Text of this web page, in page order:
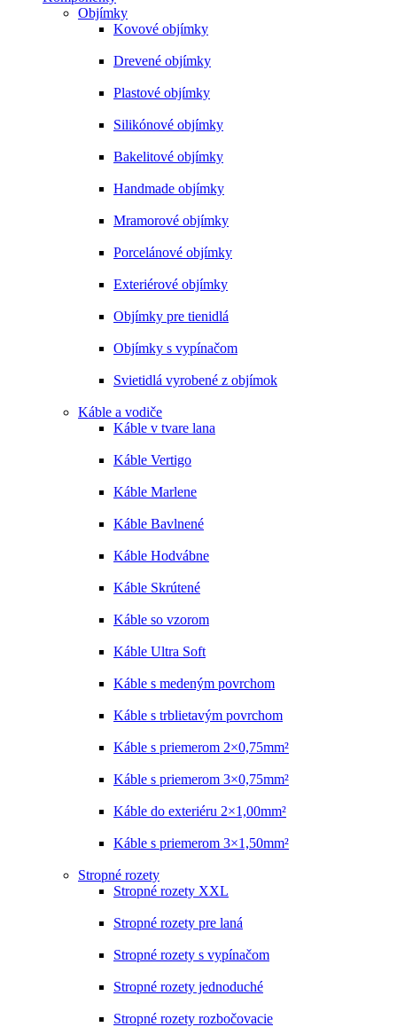
Objímky
Kovové objímky
Drevené objímky
Plastové objímky
Silikónové objímky
Bakelitové objímky
Handmade objímky
Mramorové objímky
Porcelánové objímky
Exteriérové objímky
Objímky pre tienidlá
Objímky s vypínačom
Svietidlá vyrobené z objímok
Káble a vodiče
Káble v tvare lana
Káble Vertigo
Káble Marlene
Káble Bavlnené
Káble Hodvábne
Káble Skrútené
Káble so vzorom
Káble Ultra Soft
Káble s medeným povrchom
Káble s trblietavým povrchom
Káble s priemerom 2×0,75mm²
Káble s priemerom 3×0,75mm²
Káble do exteriéru 2×1,00mm²
Káble s priemerom 3×1,50mm²
Stropné rozety
Stropné rozety XXL
Stropné rozety pre laná
Stropné rozety s vypínačom
Stropné rozety jednoduché
Stropné rozety rozbočovacie